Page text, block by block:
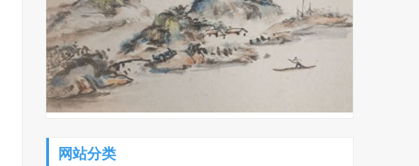
网站分类